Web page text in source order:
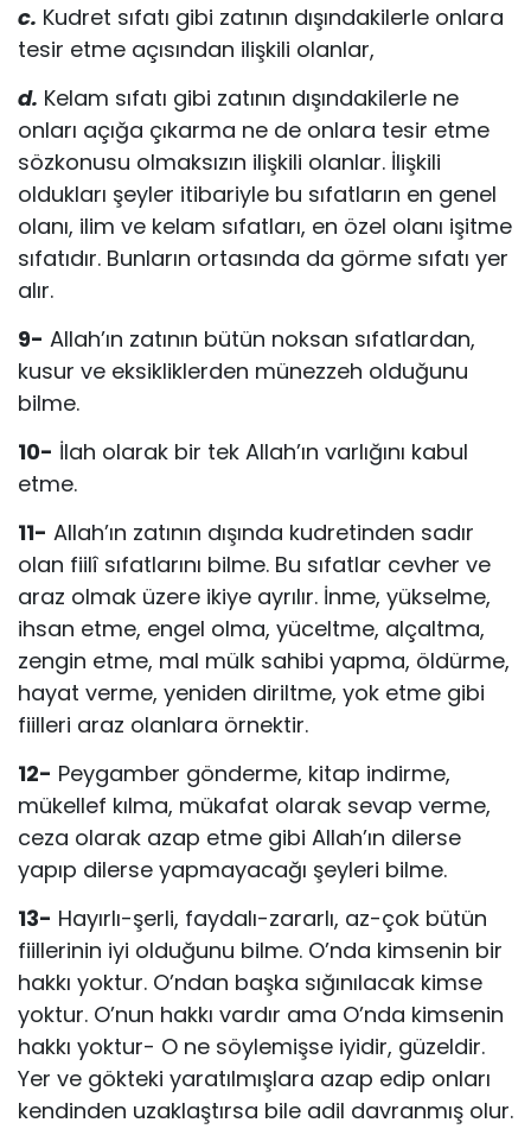
c. Kudret sıfatı gibi zatının dışındakilerle onlara
te­sir etme açısından ilişkili olanlar,
d. Kelam sıfatı gibi zatının dışındakilerle ne
onları açığa çıkarma ne de onlara tesir etme
sözkonusu olmaksızın ilişkili olanlar. İlişkili
oldukları şeyler itibariyle bu sıfatların en genel
olanı, ilim ve kelam sıfatları, en özel olanı işitme
sıfatıdır. Bunların ortasında da görme sı­fatı yer
alır.
9- Allah’ın zatının bütün noksan sıfatlardan,
kusur ve eksikliklerden mü­nezzeh olduğunu
bilme.
10- İlah olarak bir tek Allah’ın varlığını kabul
etme.
11- Allah’ın zatının dışında kudretinden sadır
olan fiilî sıfatlarını bilme. Bu sıfatlar cevher ve
araz olmak üzere ikiye ayrılır. İnme, yükselme,
ihsan et­me, engel olma, yüceltme, alçaltma,
zengin etme, mal mülk sahibi yapma, öl­dürme,
hayat verme, yeniden diriltme, yok etme gibi
fiilleri araz olanlara ör­nektir.
12- Peygamber gönderme, kitap indirme,
mükellef kılma, mükafat olarak sevap verme,
ceza olarak azap etme gibi Allah’ın dilerse
yapıp dilerse yap­mayacağı şeyleri bilme.
13- Hayırlı-şerli, faydalı-zararlı, az-çok bütün
fiillerinin iyi olduğunu bilme. O’nda kimsenin bir
hakkı yoktur. O’ndan başka sığınılacak kimse
yoktur. O’nun hakkı vardır ama O’nda kimsenin
hakkı yoktur- O ne söylemişse iyidir, güzeldir.
Yer ve gökteki yaratılmışlara azap edip onları
kendinden uzaklaştırsa bile adil davranmış olur.